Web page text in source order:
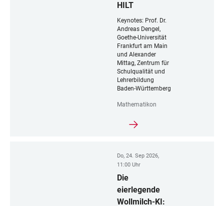
HILT
Keynotes: Prof. Dr.
Andreas Dengel,
Goethe-Universität
Frankfurt am Main
und Alexander
Mittag, Zentrum für
Schulqualität und
Lehrerbildung
Baden-Württemberg
Mathematikon
Do, 24. Sep 2026,
11:00 Uhr
Die
eierlegende
Wollmilch-KI: